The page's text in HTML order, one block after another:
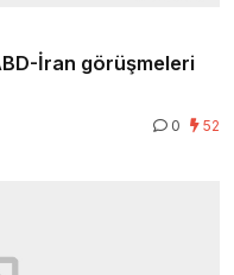
İran görüşmeleri
0 52